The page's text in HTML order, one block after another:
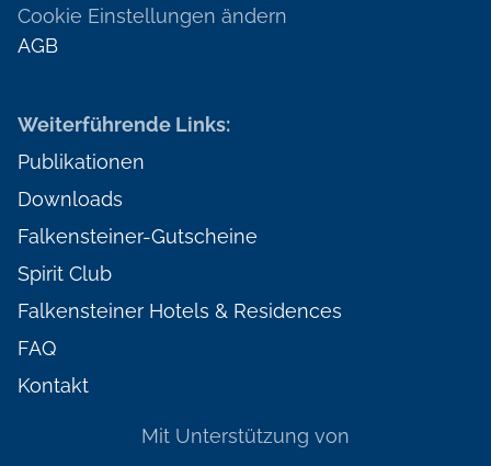
Cookie Einstellungen ändern
AGB
Weiterführende Links:
Publikationen
Downloads
Falkensteiner-Gutscheine
Spirit Club
Falkensteiner Hotels & Residences
FAQ
Kontakt
Mit Unterstützung von